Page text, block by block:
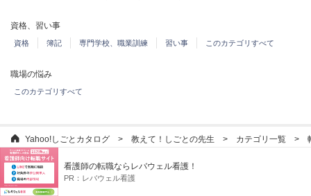
資格、習い事
資格 簿記 専門学校、職業訓練 習い事 このカテゴリすべて
職場の悩み
このカテゴリすべて
Yahoo!しごとカタログ 教えて！しごとの先生 カテゴリ一覧
看護師の転職ならレバウェル看護！
PR： レバウェル看護
Yahoo!しごとカタログ